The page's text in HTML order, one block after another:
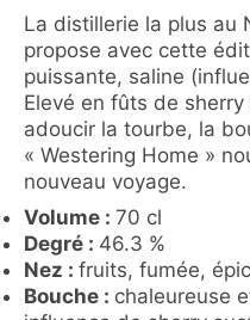
La distillerie la plus au
propose avec cette
puissante, saline
Elevé en fûts de
adoucir la tourbe, la
« Westering Home »
nouveau voyage.
Volume : 70 cl
Degré : 46.3 %
Nez : fruits, fumée,
Bouche : chaleureuse